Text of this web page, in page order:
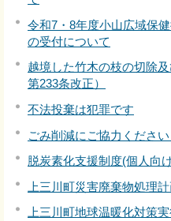
令和7・8年度小山広域保
の受付について
越境した竹木の枝の切除
第233条改正）
不法投棄は犯罪です
ごみ削減にご協力ください
脱炭素化支援制度(個人向
上三川町災害廃棄物処理
上三川町地球温暖化対策